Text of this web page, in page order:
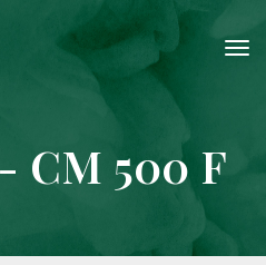
CM 500 F